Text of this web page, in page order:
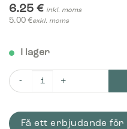
6.25 € inkl. moms
5.00 €exkl. moms
I lager
Piktogram Batterier 16x3
Få ett erbjudande